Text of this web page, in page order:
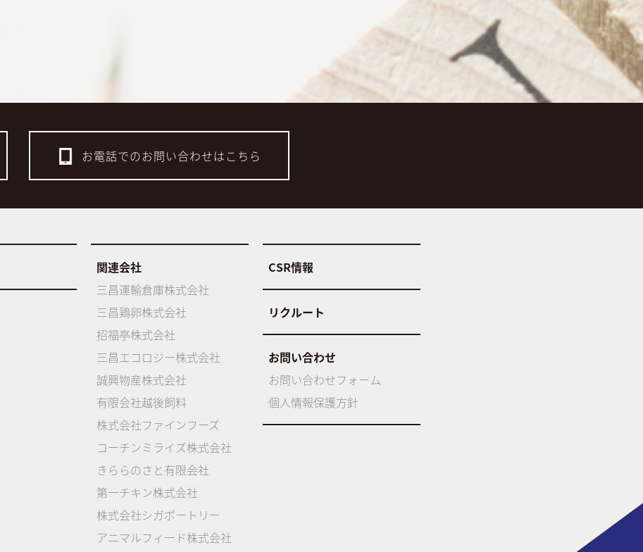
お電話でのお問い合わせはこちら
関連会社
三昌運輸倉庫株式会社
三昌鶏卵株式会社
招福亭株式会社
三昌エコロジー株式会社
誠興物産株式会社
有限会社越後飼料
株式会社ファインフーズ
コーチンミライズ株式会社
きららのさと有限会社
第一チキン株式会社
株式会社シガポートリー
アニマルフィード株式会社
CSR情報
リクルート
お問い合わせ
お問い合わせフォーム
個人情報保護方針